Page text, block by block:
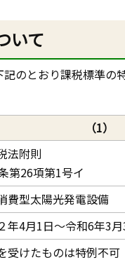
いて
のとおり課税標準
（1）
法附則
第26項第1号イ
費型太陽光発電設備
年4月1日～令和6年3
受けたものは特例不可